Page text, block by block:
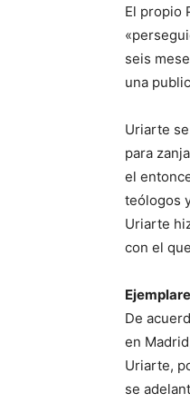
El propio
seis
una
Uriarte
para
el
teólogos
Uriarte
con el
De
en
Uriarte,
se